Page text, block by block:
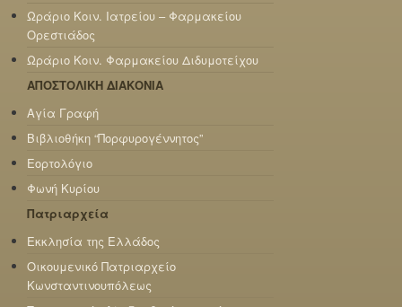
Ωράριο Κοιν. Ιατρείου – Φαρμακείου
Ορεστιάδος
Ωράριο Κοιν. Φαρμακείου Διδυμοτείχου
ΑΠΟΣΤΟΛΙΚΗ ΔΙΑΚΟΝΙΑ
Αγία Γραφή
Βιβλιοθήκη “Πορφυρογέννητος”
Εορτολόγιο
Φωνή Κυρίου
Πατριαρχεία
Εκκλησία της Ελλάδος
Οικουμενικό Πατριαρχείο
Κωνσταντινουπόλεως